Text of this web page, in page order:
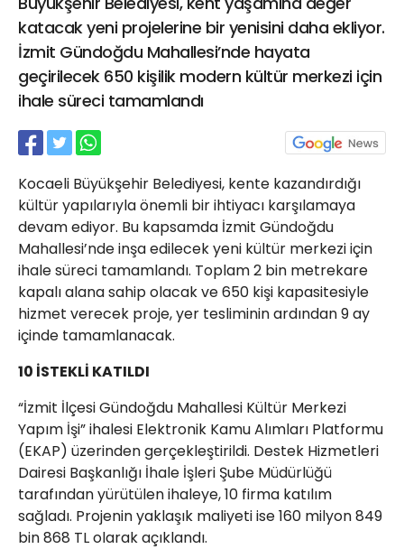
katacak yeni projelerine bir yenisini daha ekliyor.
İzmit Gündoğdu Mahallesi’nde hayata
geçirilecek 650 kişilik modern kültür merkezi için
ihale süreci tamamlandı
Kocaeli Büyükşehir Belediyesi, kente kazandırdığı
kültür yapılarıyla önemli bir ihtiyacı karşılamaya
devam ediyor. Bu kapsamda İzmit Gündoğdu
Mahallesi’nde inşa edilecek yeni kültür merkezi için
ihale süreci tamamlandı. Toplam 2 bin metrekare
kapalı alana sahip olacak ve 650 kişi kapasitesiyle
hizmet verecek proje, yer tesliminin ardından 9 ay
içinde tamamlanacak.
10 İSTEKLİ KATILDI
“İzmit İlçesi Gündoğdu Mahallesi Kültür Merkezi
Yapım İşi” ihalesi Elektronik Kamu Alımları Platformu
(EKAP) üzerinden gerçekleştirildi. Destek Hizmetleri
Dairesi Başkanlığı İhale İşleri Şube Müdürlüğü
tarafından yürütülen ihaleye, 10 firma katılım
sağladı. Projenin yaklaşık maliyeti ise 160 milyon 849
bin 868 TL olarak açıklandı.
21 Gölcük
02624132333
haber@golcukpostasi.com